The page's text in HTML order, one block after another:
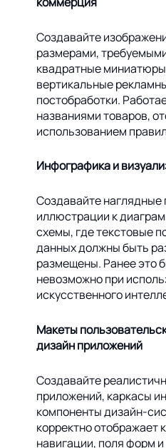
Создавайте
размерами,
квадратные
вертикальные
постобработки.
названиями товаров,
использованием
Инфографика и
Создавайте наглядные
иллюстрации к
схемы, где текстовые
данных должны быть
размещены. Ранее это
невозможно при
искусственного
Макеты
дизайн приложений
Создавайте
приложений, каркасы
компоненты дизайн-
корректно отображает
навигации, поля форм и